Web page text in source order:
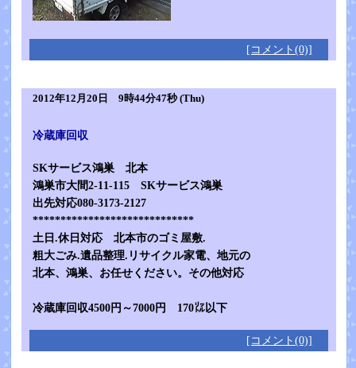
[コメント(0)]
2012年12月20日 9時44分47秒 (Thu)
冷蔵庫回収
SKサービス鴻巣 北本
鴻巣市大間2-11-115 SKサービス鴻巣
出先対応080-3173-2127
*****************************
土日.休日対応 北本市のゴミ屋敷.
粗大ごみ.遺品整理.リサイクル家電、地元の
北本、鴻巣、お任せください。その他対応
冷蔵庫回収4500円～7000円 170㍑以下
[コメント(0)]